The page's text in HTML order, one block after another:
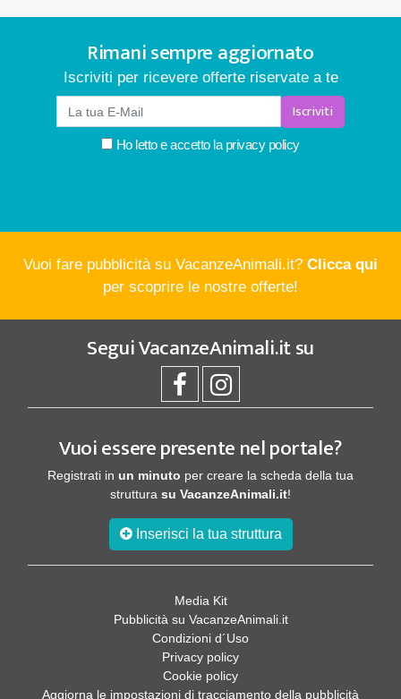
Rimani sempre aggiornato
Iscriviti per ricevere offerte riservate a te
Iscriviti
Ho letto e accetto laprivacy policy
Vuoi fare pubblicità su VacanzeAnimali.it? Clicca qui
per scoprire le nostre offerte!
SeguiVacanzeAnimali.itsu
Vuoi essere presente nel portale?
Registrati in un minuto per creare la scheda della tua
struttura su VacanzeAnimali.it!
Inserisci la tua struttura
Media Kit
Pubblicità su VacanzeAnimali.it
Condizioni d´Uso
Privacy policy
Cookie policy
Aggiorna le impostazioni di tracciamento della pubblicità